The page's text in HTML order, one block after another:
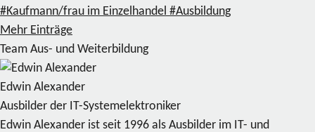
#Kaufmann/frau im Einzelhandel #Ausbildung
Mehr Einträge
Team Aus- und Weiterbildung
Edwin Alexander
Ausbilder der IT-Systemelektroniker
Edwin Alexander ist seit 1996 als Ausbilder im IT- und